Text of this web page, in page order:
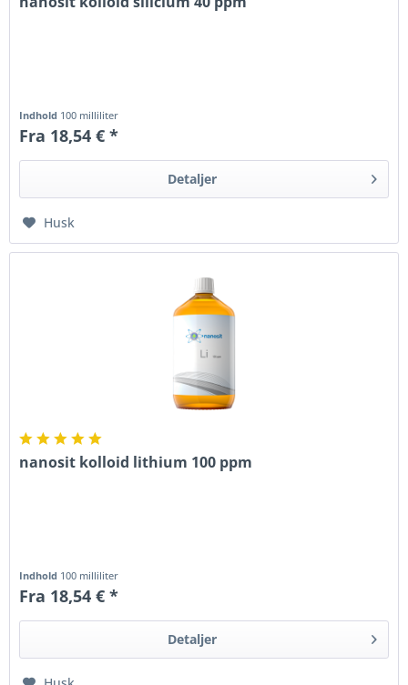
Indhold 100 milliliter
Fra 18,54 € *
Detaljer
Husk
nanosit kolloid lithium 100 ppm
Indhold 100 milliliter
Fra 18,54 € *
Detaljer